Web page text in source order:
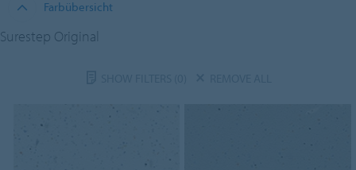
Farbübersicht
Surestep Original